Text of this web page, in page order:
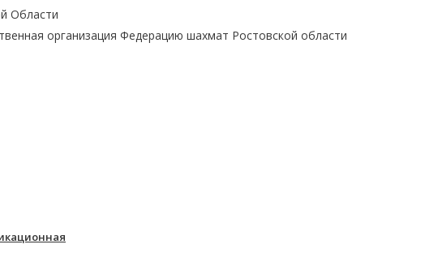
Области
организация Федерацию шахмат Ростовской области